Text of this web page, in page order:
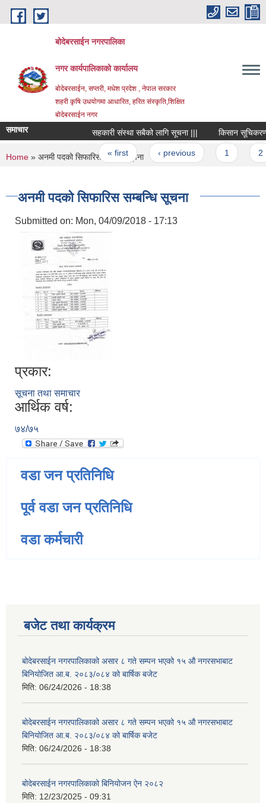
Skip to main content
बोदेबरसाईन नगरपालिका
नगर कार्यपालिकाको कार्यालय
बोदेबरसाईन, सप्तरी, मधेश प्रदेश , नेपाल सरकार
शहरी कृषि उधयोगमा आधारित, हरित संस्कृति,शिक्षित
बोदेबरसाईन नगर
समाचार सहकारी संस्था सबैको लागि सूचना ||| किसान सूचिकरण
Pages
« first ‹ previous
You are here
Home » अनमी पदको सिफारिस सम्बन्धि सूचना
अनमी पदको सिफारिस सम्बन्धि सूचना
Submitted on: Mon, 04/09/2018 - 17:13
प्रकार:
सूचना तथा समाचार
आर्थिक वर्ष:
७४/७५
वडा जन प्रतिनिधि
पूर्व वडा जन प्रतिनिधि
वडा कर्मचारी
बजेट तथा कार्यक्रम
बोदेबरसाईन नगरपालिकाको असार ८ गते सम्पन भएको १५ ‍‍‍औ नगरसभाबाट
बिनियोजित आ.ब. २०८३/०८४ को बार्षिक बजेट
मिति: 06/24/2026 - 18:38
बोदेबरसाईन नगरपालिकाको असार ८ गते सम्पन भएको १५ ‍‍‍औ नगरसभाबाट
बिनियोजित आ.ब. २०८३/०८४ को बार्षिक बजेट
मिति: 06/24/2026 - 18:38
बोदेबरसाईन नगरपालिकाको बिनियोजन ऐन २०८२
मिति: 12/23/2025 - 09:31